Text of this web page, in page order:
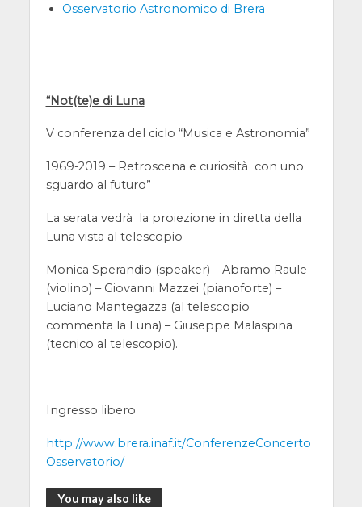
Osservatorio Astronomico di Brera
“Not(te)e di Luna
V conferenza del ciclo “Musica e Astronomia”
1969-2019 – Retroscena e curiosità con uno
sguardo al futuro”
La serata vedrà la proiezione in diretta della
Luna vista al telescopio
Monica Sperandio (speaker) – Abramo Raule
(violino) – Giovanni Mazzei (pianoforte) –
Luciano Mantegazza (al telescopio
commenta la Luna) – Giuseppe Malaspina
(tecnico al telescopio).
Ingresso libero
http://www.brera.inaf.it/ConferenzeConcerto
Osservatorio/
You may also like